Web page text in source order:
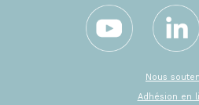
Nous
Adhésion en